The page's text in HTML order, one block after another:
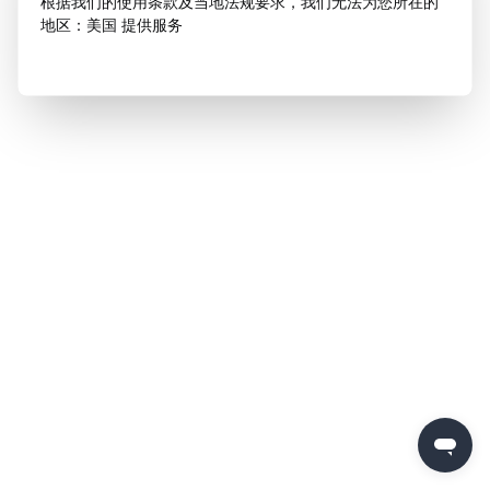
地区：美国 提供服务